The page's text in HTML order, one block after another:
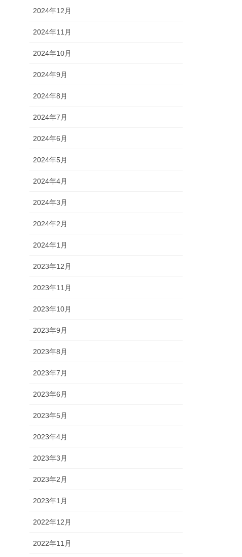
2024年12月
2024年11月
2024年10月
2024年9月
2024年8月
2024年7月
2024年6月
2024年5月
2024年4月
2024年3月
2024年2月
2024年1月
2023年12月
2023年11月
2023年10月
2023年9月
2023年8月
2023年7月
2023年6月
2023年5月
2023年4月
2023年3月
2023年2月
2023年1月
2022年12月
2022年11月